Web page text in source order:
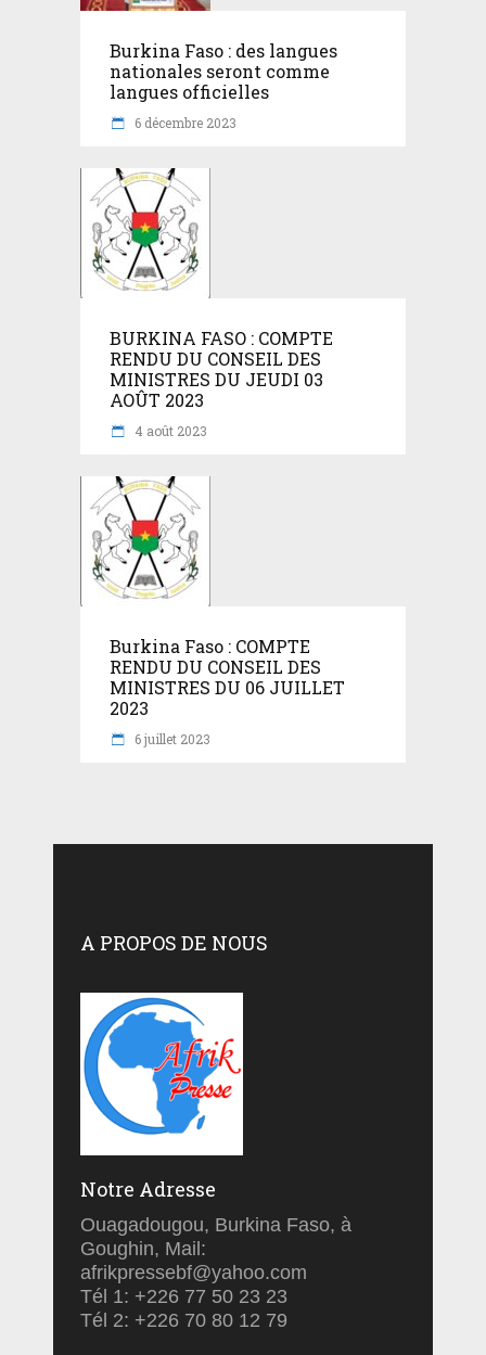
Burkina Faso : des langues
nationales seront comme
langues officielles
6 décembre 2023
BURKINA FASO : COMPTE
RENDU DU CONSEIL DES
MINISTRES DU JEUDI 03
AOÛT 2023
4 août 2023
Burkina Faso : COMPTE
RENDU DU CONSEIL DES
MINISTRES DU 06 JUILLET
2023
6 juillet 2023
A PROPOS DE NOUS
Notre Adresse
Ouagadougou, Burkina Faso, à
Goughin, Mail:
afrikpressebf@yahoo.com
Tél 1: +226 77 50 23 23
Tél 2: +226 70 80 12 79